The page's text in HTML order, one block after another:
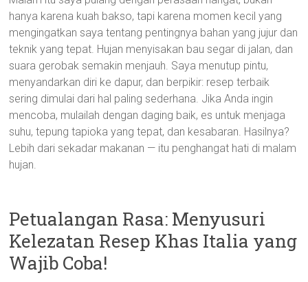
hanya karena kuah bakso, tapi karena momen kecil yang
mengingatkan saya tentang pentingnya bahan yang jujur dan
teknik yang tepat. Hujan menyisakan bau segar di jalan, dan
suara gerobak semakin menjauh. Saya menutup pintu,
menyandarkan diri ke dapur, dan berpikir: resep terbaik
sering dimulai dari hal paling sederhana. Jika Anda ingin
mencoba, mulailah dengan daging baik, es untuk menjaga
suhu, tepung tapioka yang tepat, dan kesabaran. Hasilnya?
Lebih dari sekadar makanan — itu penghangat hati di malam
hujan.
Petualangan Rasa: Menyusuri
Kelezatan Resep Khas Italia yang
Wajib Coba!